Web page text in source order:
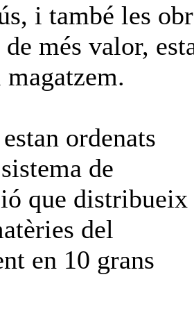
i també les
més valor,
ordenats
de
que distribueix
del
en 10 grans